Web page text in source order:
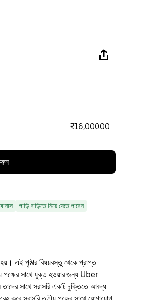
₹16,000.00
গাড়ি বাড়িতে নিয়ে যেতে পারেন
হয়। এই পৃষ্ঠার বিষয়বস্তু থেকে প্রাপ্ত
পক্ষের সাথে যুক্ত হওয়ার জন্য Uber
সাথে সরাসরি একটি চুক্তিতে আবদ্ধ